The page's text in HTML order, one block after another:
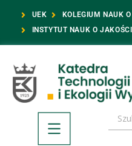
UEK
KOLEGIUM NAUK
INSTYTUT NAUK O